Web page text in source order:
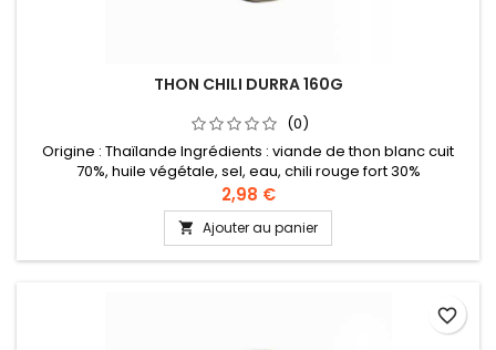
THON CHILI DURRA 160G
(0)
Origine : Thaïlande Ingrédients : viande de thon blanc cuit
70%, huile végétale, sel, eau, chili rouge fort 30%
2,98 €
 Ajouter au panier
favorite_border